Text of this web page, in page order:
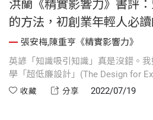
洪蘭《精實影響力》書評
的方法，初創業年輕人必
張安梅,陳重亨《精實影響力》
英諺「知識吸引知識」真是沒錯。
學「超低廉設計」(The Design for
的報告的話，我就不會注意到這本《
收藏 分享 2022/07/19